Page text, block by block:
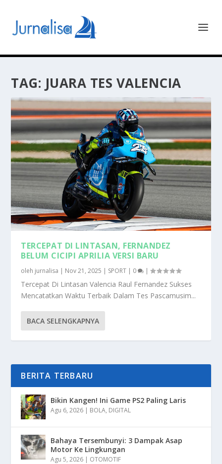
TAG: JUARA TES VALENCIA
TERCEPAT DI LINTASAN, FERNANDEZ
BELUM CICIPI APRILIA VERSI BARU
oleh jurnalisa | Nov 21, 2025 | SPORT | 0 |
Tercepat Di Lintasan Valencia Raul Fernandez Sukses
Mencatatkan Waktu Terbaik Dalam Tes Pascamusim...
BACA SELENGKAPNYA
BERITA TERBARU
Bikin Kangen! Ini Game PS2 Paling Laris
Agu 6, 2026 | BOLA, DIGITAL
Bahaya Tersembunyi: 3 Dampak Asap
Motor Ke Lingkungan
Agu 5, 2026 | OTOMOTIF